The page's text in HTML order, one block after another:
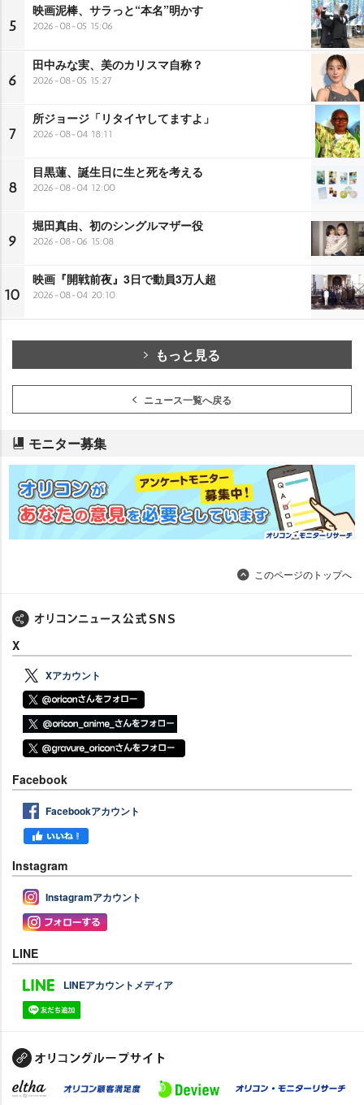
5
映画泥棒、サラっと“本名”明かす
2026-08-05 15:06
6
田中みな実、美のカリスマ自称？
2026-08-05 15:27
7
所ジョージ「リタイヤしてますよ」
2026-08-04 18:11
8
目黒蓮、誕生日に生と死を考える
2026-08-04 12:00
9
堀田真由、初のシングルマザー役
2026-08-06 15:08
10
映画『開戦前夜』3日で動員3万人超
2026-08-04 20:10
もっと見る
ニュース一覧へ戻る
モニター募集
このページのトップへ
X
Xアカウント
Facebook
Facebookアカウント
Instagram
Instagramアカウント
LINE
LINEアカウントメディア